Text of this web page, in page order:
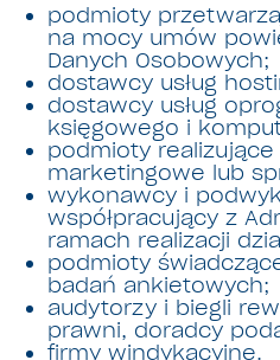
podmioty
na mocy umów
Danych Osobowych;
dostawcy usług
dostawcy usług
księgowego i
podmioty
marketingowe lub
wykonawcy i
współpracujący z
ramach realizacji
podmioty
badań ankietowych;
audytorzy i biegli
prawni, doradcy
firmy windykacyjne.